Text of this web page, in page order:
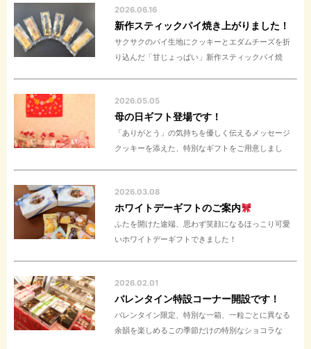
2026.06.16
新作スティックパイ焼き上がりました！
サクサクのパイ生地にクッキーとエダムチーズを折
り込んだ「甘じょっぱい」新作スティックパイ焼
2026.05.05
母の日ギフト登場です！
「ありがとう」の気持ちを優しく伝えるメッセージ
クッキーを添えた、特別なギフトをご用意しまし
2026.03.08
ホワイトデーギフトのご案内
ふたを開けた途端、思わず笑顔になるほっこり可愛
いホワイトデーギフトできました！
2026.02.01
バレンタイン特設コーナー開設です！
バレンタイン限定、特別な一箱、一粒ごとに異なる
余韻を楽しめるこの季節だけの特別なショコラな